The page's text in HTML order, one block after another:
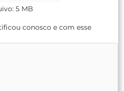
5 MB
conosco e com esse